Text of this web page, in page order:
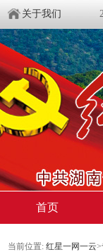
关于我们
首页
当前位置: 红星一网一云>